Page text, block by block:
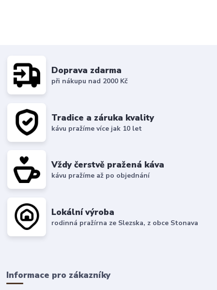
Doprava zdarma
při nákupu nad 2000 Kč
Tradice a záruka kvality
kávu pražíme více jak 10 let
Vždy čerstvě pražená káva
kávu pražíme až po objednání
Lokální výroba
rodinná pražírna ze Slezska, z obce Stonava
Informace pro zákazníky